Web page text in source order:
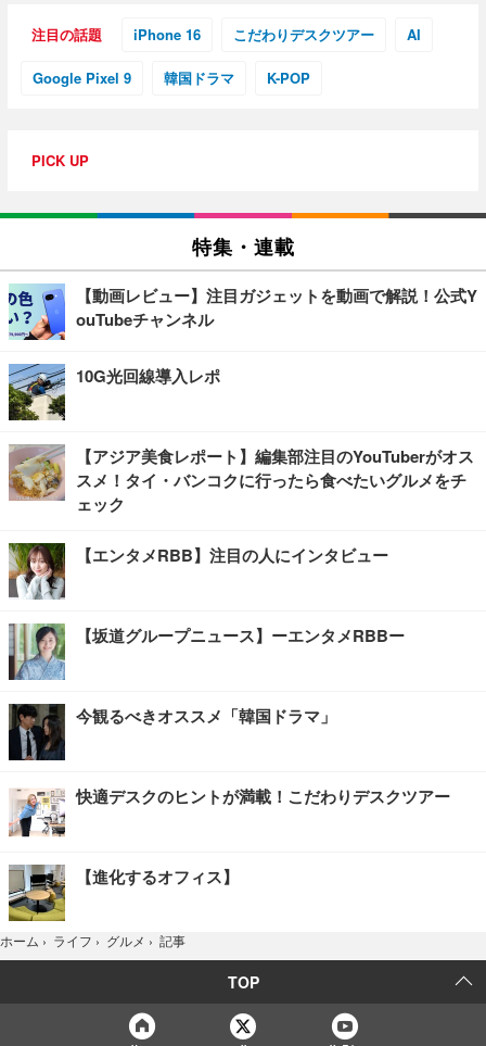
注目の話題 iPhone 16 こだわりデスクツアー AI
Google Pixel 9 韓国ドラマ K-POP
PICK UP
特集・連載
【動画レビュー】注目ガジェットを動画で解説！公式Y
ouTubeチャンネル
10G光回線導入レポ
【アジア美食レポート】編集部注目のYouTuberがオス
スメ！タイ・バンコクに行ったら食べたいグルメをチ
ェック
【エンタメRBB】注目の人にインタビュー
【坂道グループニュース】ーエンタメRBBー
今観るべきオススメ「韓国ドラマ」
快適デスクのヒントが満載！こだわりデスクツアー
【進化するオフィス】
ホーム › ライフ › グルメ › 記事
TOP